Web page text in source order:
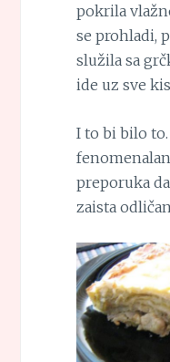
pokrila
se prohladi,
služila sa
ide uz sve
I to bi bilo
preporuka
zaista